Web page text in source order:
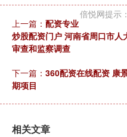
倍悦网提示
上一篇： 配资专业
炒股配资门户 河南省周口市
审查和监察调查
下一篇： 360配资在线配资 康
期项目
相关文章